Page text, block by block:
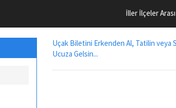
İller İlçeler
Uçak Biletini Erkenden Al, Tatilin veya
Ucuza Gelsin...